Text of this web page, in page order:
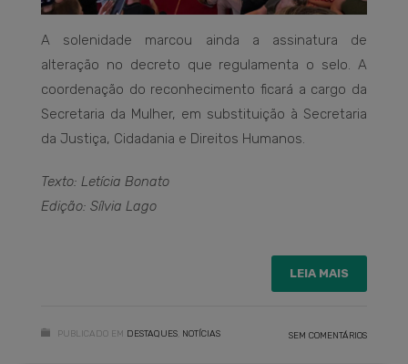
A solenidade marcou ainda a assinatura de
alteração no decreto que regulamenta o selo. A
coordenação do reconhecimento ficará a cargo da
Secretaria da Mulher, em substituição à Secretaria
da Justiça, Cidadania e Direitos Humanos.
Texto: Letícia Bonato
Edição: Sílvia Lago
LEIA MAIS
PUBLICADO EM DESTAQUES NOTÍCIAS SEM COMENTÁRIOS